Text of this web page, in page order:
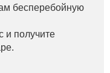
бесперебойную
и получите